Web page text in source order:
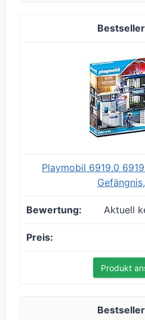
Playmobil 6919.0
Aktuell
Produkt